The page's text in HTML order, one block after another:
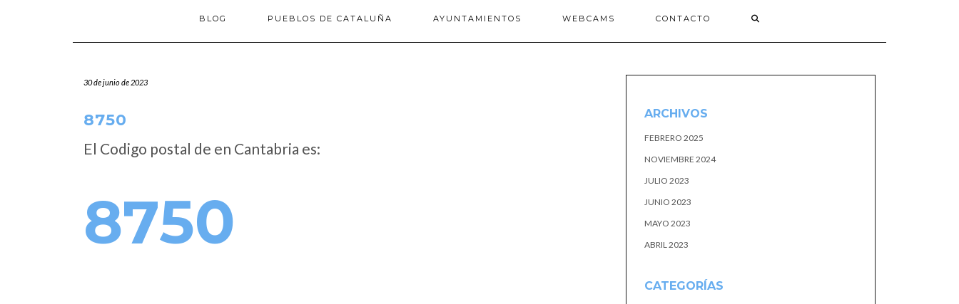
BLOG PUEBLOS DE CATALUÑA AYUNTAMIENTOS WEBCAMS CONTACTO
30 de junio de 2023
8750
El Codigo postal de en Cantabria es:
8750
ARCHIVOS
FEBRERO 2025
NOVIEMBRE 2024
JULIO 2023
JUNIO 2023
MAYO 2023
ABRIL 2023
CATEGORÍAS